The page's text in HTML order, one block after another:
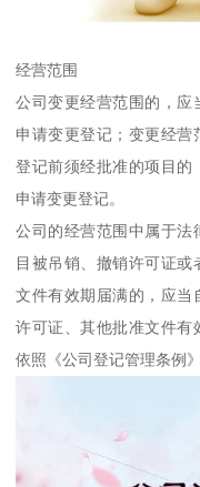
经营范围
公司变更经营范围的，应
申请变更登记；变更经营
登记前须经批准的项目的
申请变更登记。
公司的经营范围中属于法
目被吊销、撤销许可证
文件有效期届满的，应当
许可证、其他批准文件有
依照《公司登记管理条例